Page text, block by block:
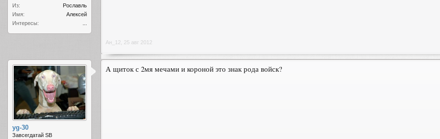
Из:
Рославль
Имя:
Алексей
Интересы:
Ан_12 25 авг 2012
yg-30
Завсегдатай SB
А щиток с 2мя мечами и короной это знак рода войск?